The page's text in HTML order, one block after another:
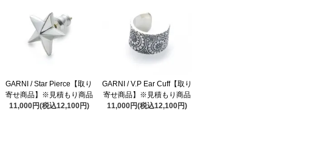
GARNI / Star Pierce【取り
寄せ商品】※見積もり商品
11,000円(税込12,100円)
GARNI / V.P Ear Cuff【取り
寄せ商品】※見積もり商品
11,000円(税込12,100円)